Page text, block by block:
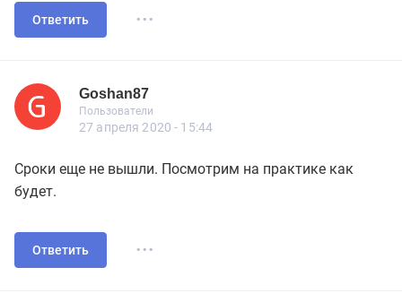
Ответить ...
Goshan87
Goshan87
Пользователи
Новичок
Пользователи
7 сообщений
27 апреля 2020 - 15:44
Сроки еще не вышли. Посмотрим на практике как
будет.
Ответить ...